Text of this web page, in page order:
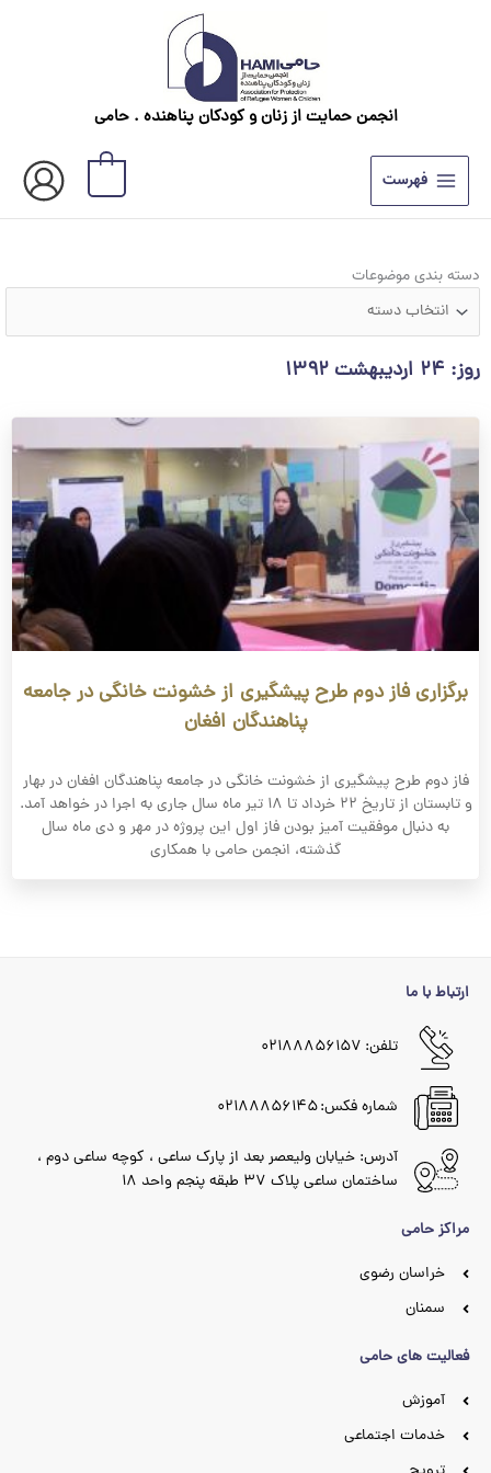
انجمن حمایت از زنان و کودکان پناهنده . حامی
فهرست
دسته بندی موضوعات
دسته
موضوعات
روز: ۲۴ اردیبهشت ۱۳۹۲
برگزاری فاز دوم طرح پیشگیری از خشونت خانگی در جامعه
پناهندگان افغان
فاز دوم طرح پیشگیری از خشونت خانگی در جامعه پناهندگان افغان در بهار
و تابستان از تاریخ ۲۲ خرداد تا ۱۸ تیر ماه سال جاری به اجرا در خواهد آمد.
به دنبال موفقیت آمیز بودن فاز اول این پروژه در مهر و دی ماه سال
گذشته، انجمن حامی با همکاری
ارتباط با ما
تلفن: ۰۲۱۸۸۸۵۶۱۵۷
شماره فکس: ۰۲۱۸۸۸۵۶۱۴۵
آدرس: خیابان ولیعصر بعد از پارک ساعی ، کوچه ساعی دوم ،
ساختمان ساعی پلاک ۳۷ طبقه پنجم واحد ۱۸
مراکز حامی
خراسان رضوی
سمنان
فعالیت های حامی
آموزش
خدمات اجتماعی